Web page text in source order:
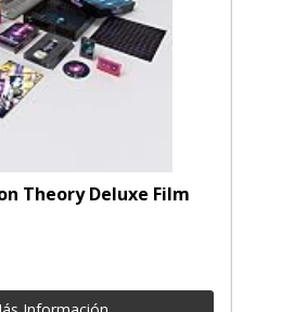
Theory Deluxe Film